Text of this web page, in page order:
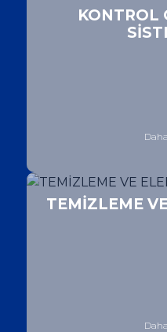
KONTROL
TEMİZLEME